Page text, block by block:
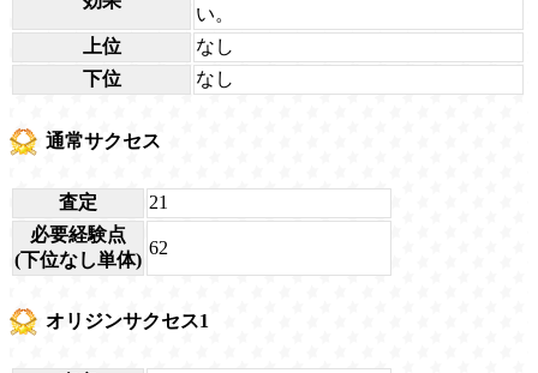
い。
上位
なし
下位
なし
通常サクセス
査定
21
必要経験点
(下位なし単体)
62
オリジンサクセス1